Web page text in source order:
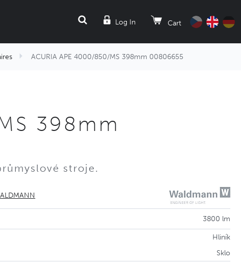
Log In Cart
SEARCH
ACURIA APE 4000/850/MS 398mm 00806655
398mm
stroje.
3800 lm
Hliník
Sklo